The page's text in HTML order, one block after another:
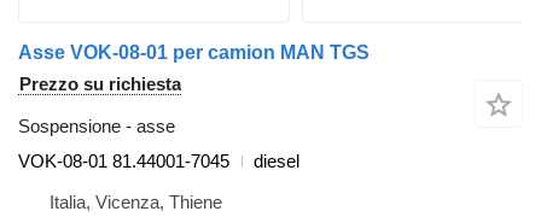
Asse VOK-08-01 per camion MAN TGS
Prezzo su richiesta
Sospensione - asse
VOK-08-01 81.44001-7045
diesel
Italia, Vicenza, Thiene